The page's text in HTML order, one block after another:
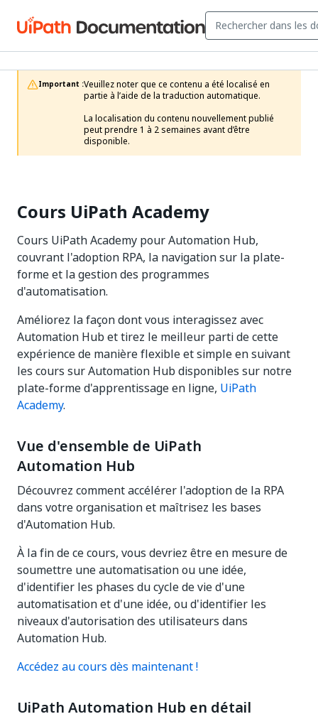
Important :Veuillez noter que ce contenu a été localisé en
partie à l’aide de la traduction automatique.
La localisation du contenu nouvellement publié
peut prendre 1 à 2 semaines avant d’être
disponible.
Cours UiPath Academy
Cours UiPath Academy pour Automation Hub,
couvrant l'adoption RPA, la navigation sur la plate-
forme et la gestion des programmes
d'automatisation.
Améliorez la façon dont vous interagissez avec
Automation Hub et tirez le meilleur parti de cette
expérience de manière flexible et simple en suivant
les cours sur Automation Hub disponibles sur notre
plate-forme d'apprentissage en ligne, UiPath
Academy.
Vue d'ensemble de UiPath
Automation Hub
Découvrez comment accélérer l'adoption de la RPA
dans votre organisation et maîtrisez les bases
d'Automation Hub.
À la fin de ce cours, vous devriez être en mesure de
soumettre une automatisation ou une idée,
d'identifier les phases du cycle de vie d'une
automatisation et d'une idée, ou d'identifier les
niveaux d'autorisation des utilisateurs dans
Automation Hub.
Accédez au cours dès maintenant !
UiPath Automation Hub en détail